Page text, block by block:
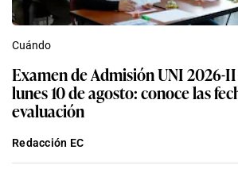
Cuándo
Examen de Admisión UNI 2026-
lunes 10 de agosto: conoce las
evaluación
Redacción EC